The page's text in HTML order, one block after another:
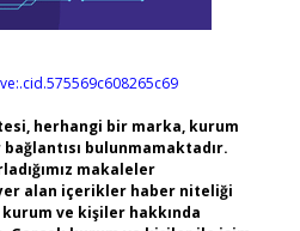
herhangi bir marka, kurum
bulunmamaktadır.
makaleler
alan içerikler haber niteliği
ve kişiler hakkında